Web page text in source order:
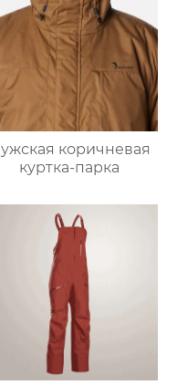
коричневая
куртка-парка